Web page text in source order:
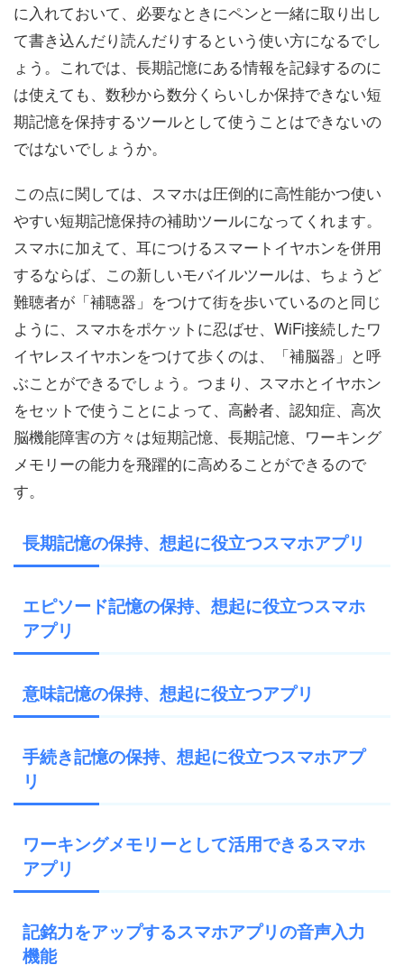
に入れておいて、必要なときにペンと一緒に取り出し
て書き込んだり読んだりするという使い方になるでし
ょう。これでは、長期記憶にある情報を記録するのに
は使えても、数秒から数分くらいしか保持できない短
期記憶を保持するツールとして使うことはできないの
ではないでしょうか。
この点に関しては、スマホは圧倒的に高性能かつ使い
やすい短期記憶保持の補助ツールになってくれます。
スマホに加えて、耳につけるスマートイヤホンを併用
するならば、この新しいモバイルツールは、ちょうど
難聴者が「補聴器」をつけて街を歩いているのと同じ
ように、スマホをポケットに忍ばせ、WiFi接続したワ
イヤレスイヤホンをつけて歩くのは、「補脳器」と呼
ぶことができるでしょう。つまり、スマホとイヤホン
をセットで使うことによって、高齢者、認知症、高次
脳機能障害の方々は短期記憶、長期記憶、ワーキング
メモリーの能力を飛躍的に高めることができるので
す。
長期記憶の保持、想起に役立つスマホアプリ
エピソード記憶の保持、想起に役立つスマホ
アプリ
意味記憶の保持、想起に役立つアプリ
手続き記憶の保持、想起に役立つスマホアプ
リ
ワーキングメモリーとして活用できるスマホ
アプリ
記銘力をアップするスマホアプリの音声入力
機能